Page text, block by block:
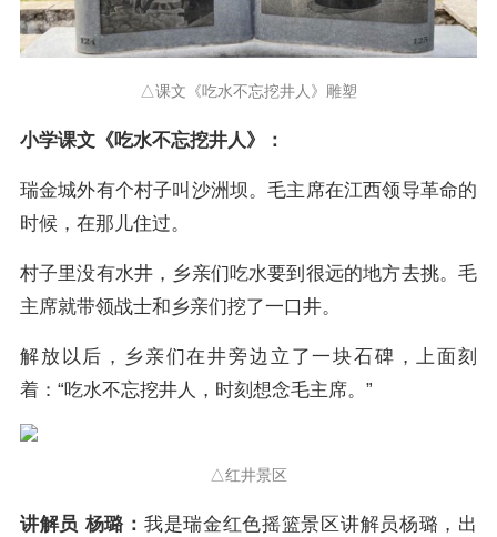
△课文《吃水不忘挖井人》雕塑
小学课文《吃水不忘挖井人》：
瑞金城外有个村子叫沙洲坝。毛主席在江西领导革命的
时候，在那儿住过。
村子里没有水井，乡亲们吃水要到很远的地方去挑。毛
主席就带领战士和乡亲们挖了一口井。
解放以后，乡亲们在井旁边立了一块石碑，上面刻
着：“吃水不忘挖井人，时刻想念毛主席。”
△红井景区
讲解员 杨璐： 我是瑞金红色摇篮景区讲解员杨璐，出